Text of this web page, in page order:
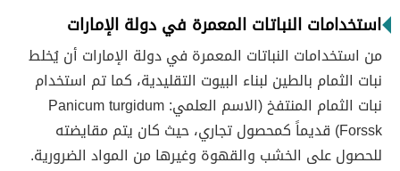
استخدامات النباتات المعمرة في دولة الإمارات
من استخدامات النباتات المعمرة في دولة الإمارات أن يُخلط
نبات الثمام بالطين لبناء البيوت التقليدية، كما تم استخدام
نبات الثمام المنتفخ (الاسم العلمي: Panicum turgidum
Forssk) قديماً كمحصول تجاري، حيث كان يتم مقايضته
للحصول على الخشب والقهوة وغيرها من المواد الضرورية.